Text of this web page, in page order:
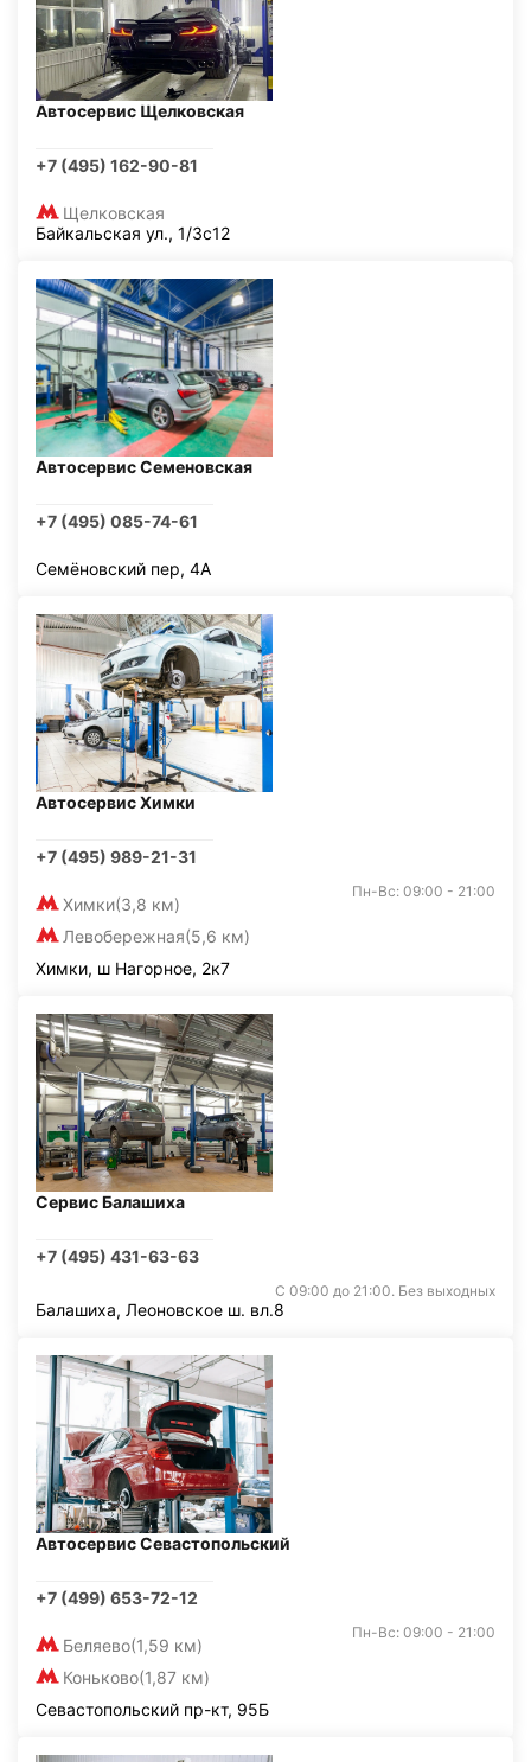
Автосервис Щелковская
+7 (495) 162-90-81
Щелковская
Байкальская ул., 1/3с12
Автосервис Семеновская
+7 (495) 085-74-61
Семёновский пер, 4А
Автосервис Химки
+7 (495) 989-21-31
Химки(3,8 км)
Левобережная(5,6 км)
Пн-Вс: 09:00 - 21:00
Химки, ш Нагорное, 2к7
Сервис Балашиха
+7 (495) 431-63-63
С 09:00 до 21:00. Без выходных
Балашиха, Леоновское ш. вл.8
Автосервис Севастопольский
+7 (499) 653-72-12
Беляево(1,59 км)
Коньково(1,87 км)
Пн-Вс: 09:00 - 21:00
Севастопольский пр-кт, 95Б